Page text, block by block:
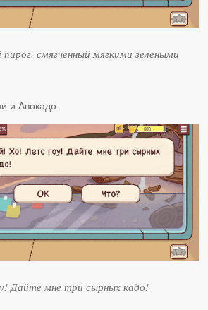
смягченный мягкими зелеными
и Авокадо.
Дайте мне три сырных кадо!